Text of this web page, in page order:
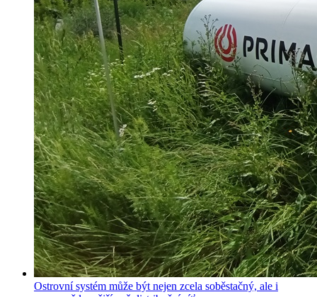
Ostrovní systém může být nejen zcela soběstačný, ale i